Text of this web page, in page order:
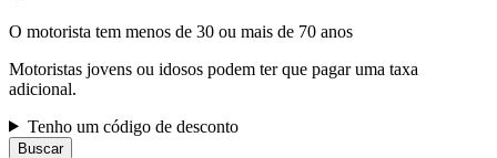
O motorista tem menos de 30 ou mais de 70 anos
Motoristas jovens ou idosos podem ter que pagar uma taxa
adicional.
Tenho um código de desconto
Buscar